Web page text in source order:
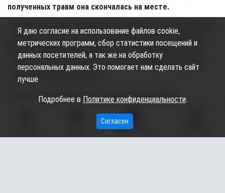
полученных травм она скончалась на месте.
- Автобус выезжал с парковочного кармана. В это же время на
проезжую часть дороги, непосредственно перед автобусом,
вышла перейти дорогу девушка. В итоге водитель автобуса
столкнулся с пешеходом, - прокомментировали сотрудники
Отметим, потерпевшая скончалась ещё до приезда
Стоит сказать, что всего 3 ноября на дорогах города
произошло 11 дорожно-транспортных происшествий.
МЫ НА КАРТЕ
Я даю согласие на использование файлов cookie,
метрических программ, сбор статистики посещений и
данных посетителей, а так же на обработку
персональных данных. Это помогает нам сделать сайт
лучше
Подробнее в Политике конфиденциальности.
Согласен